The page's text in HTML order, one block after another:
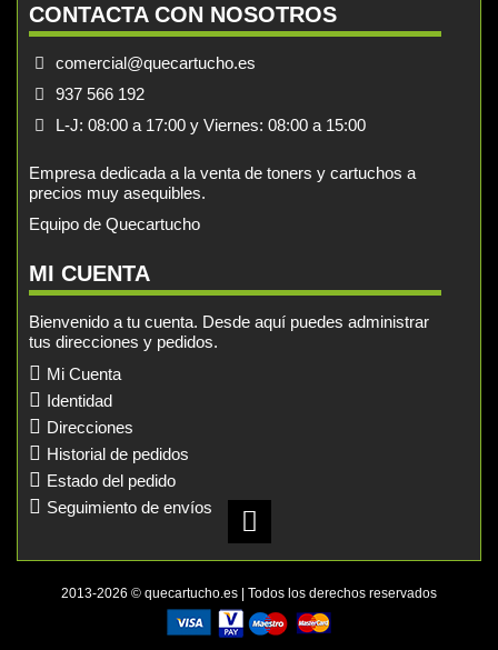
CONTACTA CON NOSOTROS
comercial@quecartucho.es
937 566 192
L-J: 08:00 a 17:00 y Viernes: 08:00 a 15:00
Empresa dedicada a la venta de toners y cartuchos a
precios muy asequibles.
Equipo de Quecartucho
MI CUENTA
Bienvenido a tu cuenta. Desde aquí puedes administrar
tus direcciones y pedidos.
Mi Cuenta
Identidad
Direcciones
Historial de pedidos
Estado del pedido
Seguimiento de envíos
2013-2026 © quecartucho.es | Todos los derechos reservados